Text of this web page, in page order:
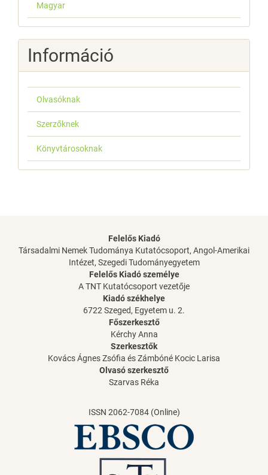
Magyar
Információ
Olvasóknak
Szerzőknek
Könyvtárosoknak
Felelős Kiadó
Társadalmi Nemek Tudománya Kutatócsoport, Angol-Amerikai
Intézet, Szegedi Tudományegyetem
Felelős Kiadó személye
A TNT Kutatócsoport vezetője
Kiadó székhelye
6722 Szeged, Egyetem u. 2.
Főszerkesztő
Kérchy Anna
Szerkesztők
Kovács Ágnes Zsófia és Zámbóné Kocic Larisa
Olvasó szerkesztő
Szarvas Réka
ISSN 2062-7084 (Online)